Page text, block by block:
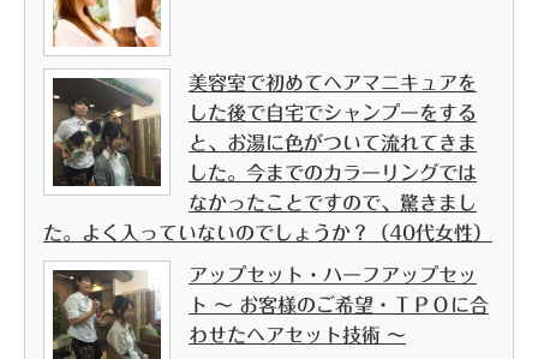
美容室で初めてヘアマニキュアを
した後で自宅でシャンプーをする
と、お湯に色がついて流れてきま
した。今までのカラーリングでは
なかったことですので、驚きまし
た。よく入っていないのでしょうか？（40代女性）
アップセット・ハーフアップセッ
ト ～ お客様のご希望・ＴＰＯに合
わせたヘアセット技術 ～